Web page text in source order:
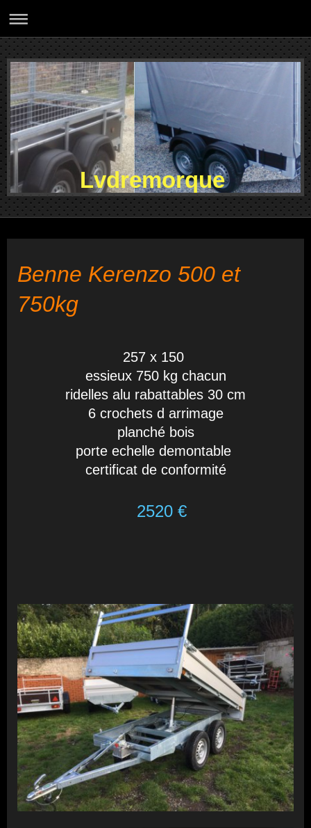
Lvdremorque
Benne Kerenzo 500 et
750kg
257 x 150
essieux 750 kg chacun
ridelles alu rabattables 30 cm
6 crochets d arrimage
planché bois
porte echelle demontable
certificat de conformité
2520 €